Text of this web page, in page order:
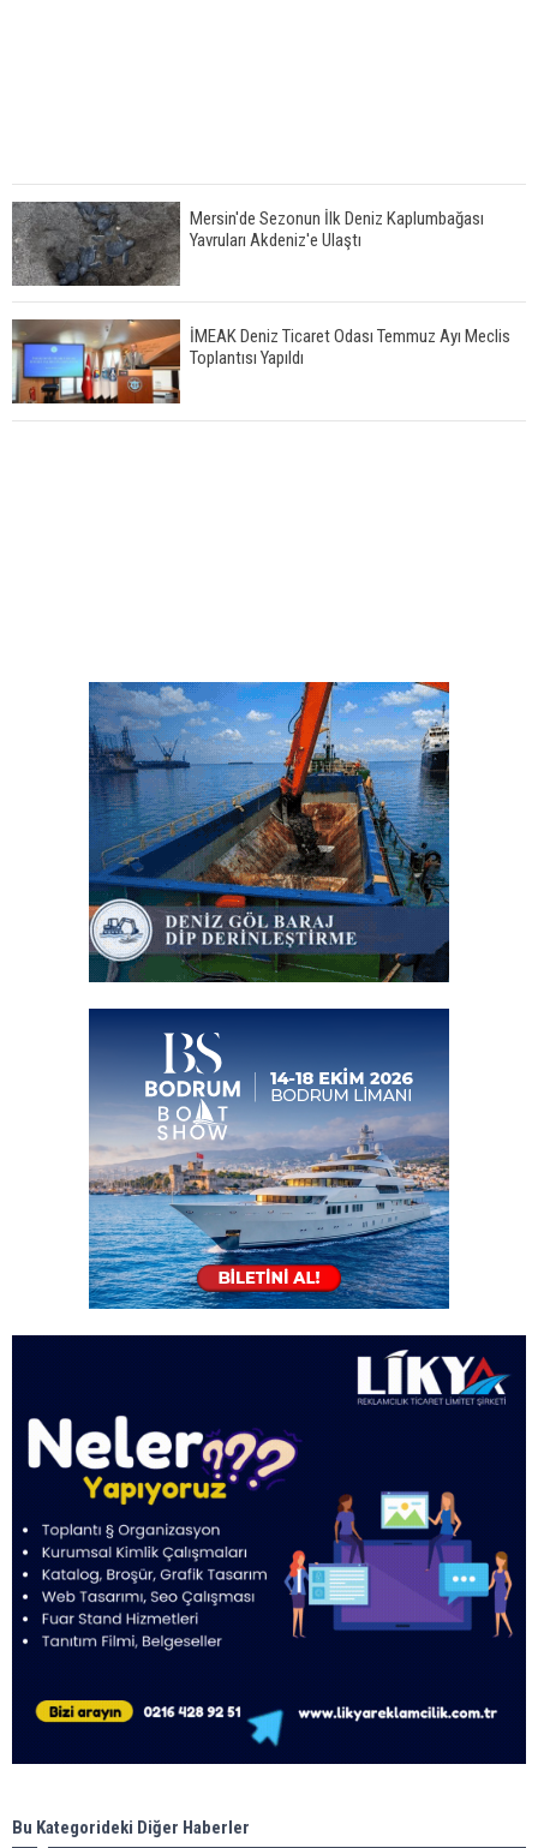
Mersin'de Sezonun İlk Deniz Kaplumbağası
Yavruları Akdeniz'e Ulaştı
İMEAK Deniz Ticaret Odası Temmuz Ayı Meclis
Toplantısı Yapıldı
Bu Kategorideki Diğer Haberler